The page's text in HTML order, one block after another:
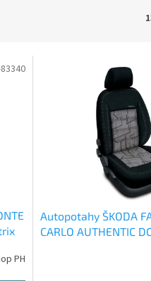
PH
Autopotahy ŠKODA
CARLO AUTHENTIC